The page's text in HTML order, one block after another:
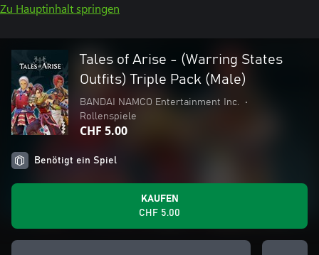
Zu Hauptinhalt springen
Tales of Arise - (Warring States
Outfits) Triple Pack (Male)
BANDAI NAMCO Entertainment Inc.
•
Rollenspiele
CHF 5.00
Benötigt ein Spiel
KAUFEN
CHF 5.00